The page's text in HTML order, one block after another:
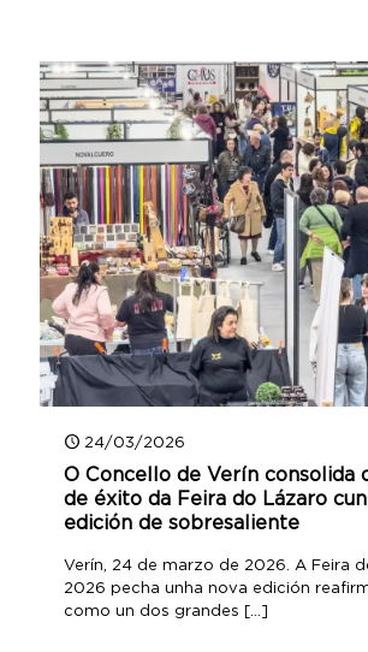
24/03/2026
O Concello de Verín consolida
de éxito da Feira do Lázaro
edición de sobresaliente
Verín, 24 de marzo de 2026. A Feira
2026 pecha unha nova edición
como un dos grandes […]